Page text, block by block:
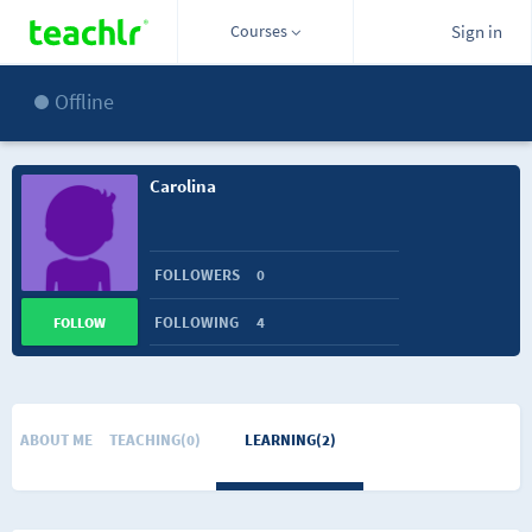
Courses Sign in
Offline
Carolina
FOLLOWERS 0
FOLLOWING 4
FOLLOW
ABOUT ME TEACHING(0) LEARNING(2)